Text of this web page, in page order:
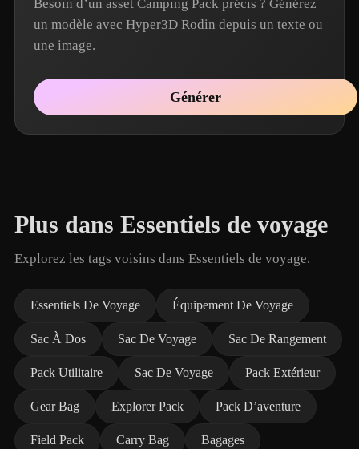
Besoin d’un asset Camping Pack précis ? Générez
un modèle avec Hyper3D Rodin depuis un texte ou
une image.
Générer
Plus dans Essentiels de voyage
Explorez les tags voisins dans Essentiels de voyage.
Essentiels De Voyage Équipement De Voyage
Sac À Dos Sac De Voyage Sac De Rangement
Pack Utilitaire Sac De Voyage Pack Extérieur
Gear Bag Explorer Pack Pack D’aventure
Field Pack Carry Bag Bagages